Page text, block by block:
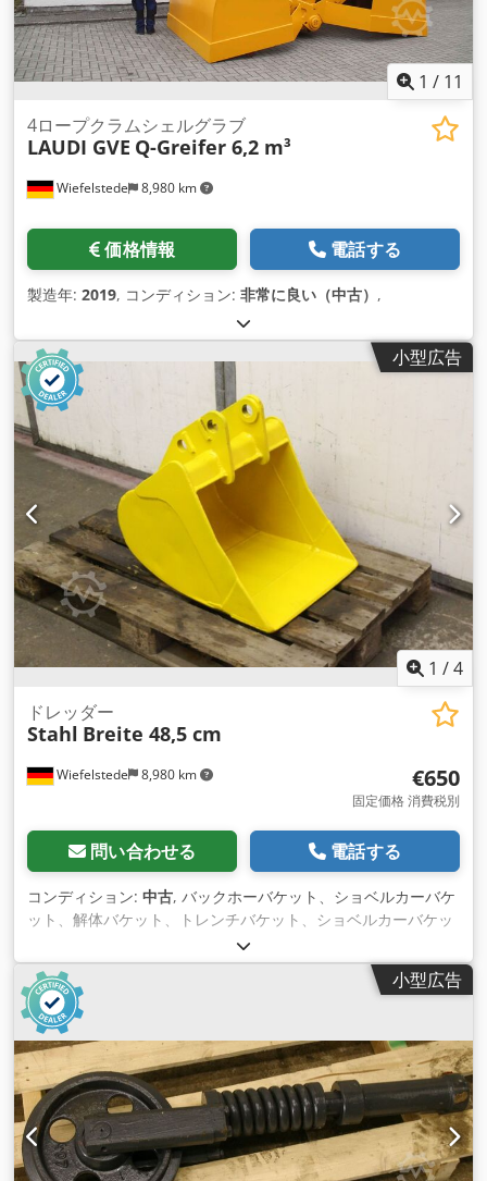
1 / 11
Wiefelstede 8,980 km
4ロープクラムシェルグラブ
LAUDI GVE Q-Greifer 6,2 m³
価格情報 電話する
製造年: 2019, コンディション: 非常に良い（中古） ,
小型広告
1 /4
Wiefelstede 8,980 km
ドレッダー
Stahl Breite 48,5 cm
€650
固定価格 消費税別
問い合わせる 電話する
コンディション: 中古, バックホーバケット、ショベルカーバケ
ット、解体バケット、トレンチバケット、ショベルカーバケッ
ト Codpfx Aec N N Hzjmreha -実行：安定しています。 -幅：
485mm -高さ：450mm -奥行き：620mm -中間寸法：141mm
-穴の取り付け。ボア取付：Ø 40 mm -スプーンへの取り付け
は、追加料金で弊社にて変更可能です。 -自重：90kg
小型広告